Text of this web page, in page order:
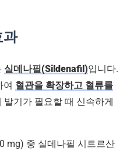
과
실데나필(Sildenafil)입니다.
여 혈관을 확장하고 혈류를
기가 필요할 때 신속하게
mg) 중 실데나필 시트르산